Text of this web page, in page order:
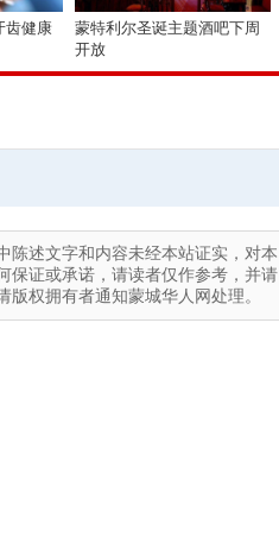
齿健康
蒙特利尔圣诞主题酒吧下周
开放
陈述文字和内容未经本站证实，对本
保证或承诺，请读者仅作参考，并请
权拥有者通知蒙城华人网处理。